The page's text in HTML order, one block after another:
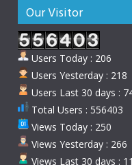
Our Visitor
Users Today : 206
Users Yesterday : 218
Users Last 30 days :
Total Users : 556403
Views Today : 250
Views Yesterday : 266
Views Last 30 days :